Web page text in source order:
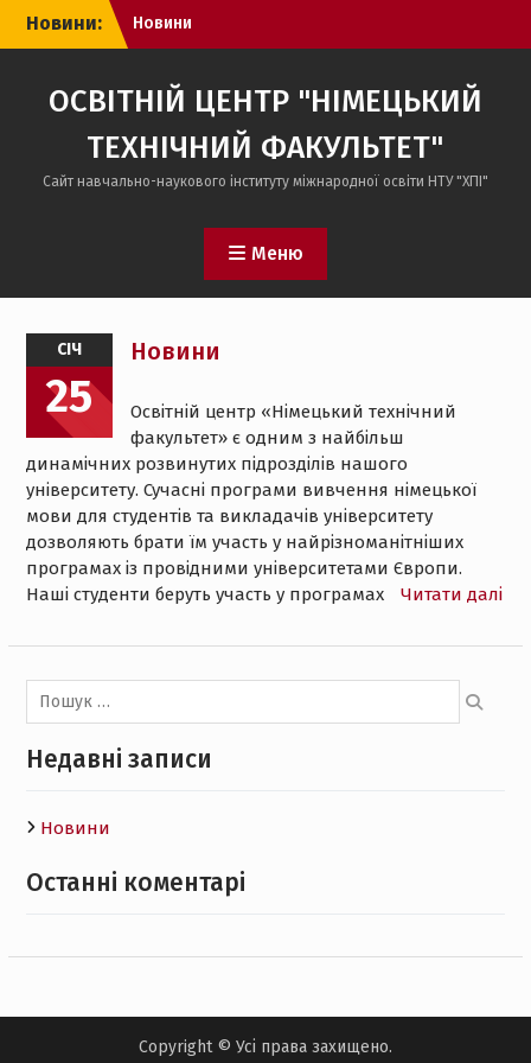
Перейти
Новини: Новини
ОСВІТНІЙ ЦЕНТР "НІМЕЦЬКИЙ
ТЕХНІЧНИЙ ФАКУЛЬТЕТ"
Сайт навчально-наукового інституту міжнародної освіти НТУ "ХПІ"
Меню
СІЧ
25
Новини
Освітній центр «Німецький технічний
факультет» є одним з найбільш
динамічних розвинутих підрозділів нашого
університету. Сучасні програми вивчення німецької
мови для студентів та викладачів університету
дозволяють брати їм участь у найрізноманітніших
програмах із провідними університетами Європи.
Наші студенти беруть участь у програмах
Читати далі
Пошук:
Недавні записи
Новини
Останні коментарі
Copyright © Усі права захищено.